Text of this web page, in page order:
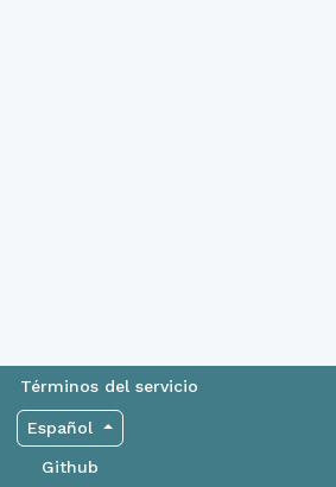
Términos del servicio
Español
Github